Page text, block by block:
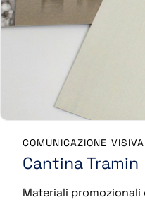
COMUNICAZIONE VISIVA
Cantina Tramin
Materiali promozionali